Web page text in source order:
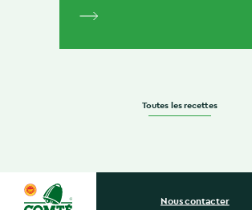
Toutes les recettes
Nous contacter